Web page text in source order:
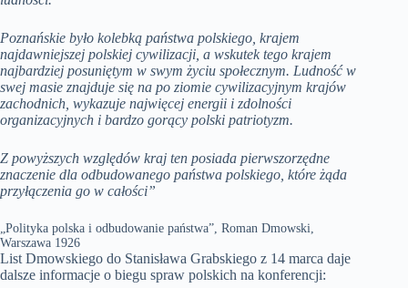
Poznańskie było kolebką państwa polskiego, krajem
najdawniejszej polskiej cywilizacji, a wskutek tego krajem
najbardziej posuniętym w swym życiu społecznym. Ludność w
swej masie znajduje się na po ziomie cywilizacyjnym krajów
zachodnich, wykazuje najwięcej energii i zdolności
organizacyjnych i bardzo gorący polski patriotyzm.
Z powyższych względów kraj ten posiada pierwszorzędne
znaczenie dla odbudowanego państwa polskiego, które żąda
przyłączenia go w całości”
„Polityka polska i odbudowanie państwa”, Roman Dmowski,
Warszawa 1926
List Dmowskiego do Stanisława Grabskiego z 14 marca daje
dalsze informacje o biegu spraw polskich na konferencji: